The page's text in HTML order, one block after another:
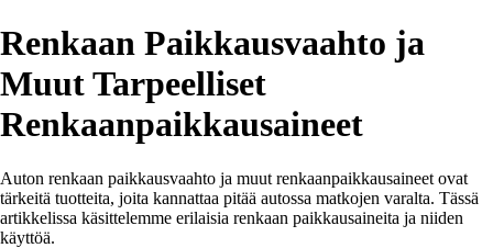
Renkaan Paikkausvaahto ja
Muut Tarpeelliset
Renkaanpaikkausaineet
Auton renkaan paikkausvaahto ja muut renkaanpaikkausaineet ovat
tärkeitä tuotteita, joita kannattaa pitää autossa matkojen varalta. Tässä
artikkelissa käsittelemme erilaisia renkaan paikkausaineita ja niiden
käyttöä.